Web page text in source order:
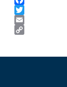
Facebook
Twitter
Email